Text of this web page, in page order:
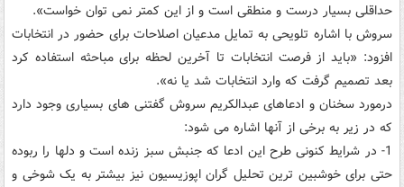
حداقلی بسیار درست و منطقی است و از این کمتر نمی توان خواست».
سروش با اشاره تلویحی به تمایل مدعیان اصلاحات برای حضور در انتخابات
افزود: «باید از فرصت انتخابات تا آخرین لحظه برای مباحثه استفاده کرد
بعد تصمیم گرفت که وارد انتخابات شد یا نه».
درمورد سخنان و ادعاهای عبدالکریم سروش گفتنی های بسیاری وجود دارد
که در زیر به برخی از آنها اشاره می شود:
1- در شرایط کنونی طرح این ادعا که جنبش سبز زنده است و دلها را ربوده
حتی برای خوشبین ترین تحلیل گران اپوزیسیون نیز بیشتر به یک شوخی و